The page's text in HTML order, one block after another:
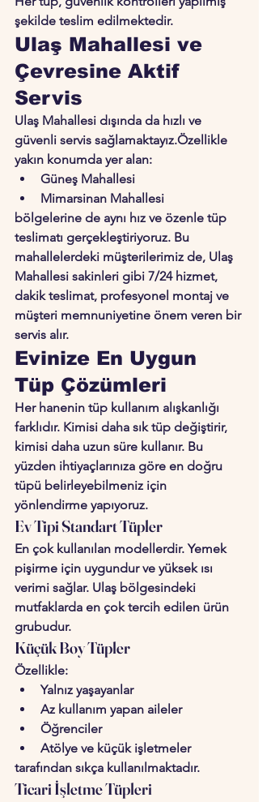
şekilde teslim edilmektedir.
Ulaş Mahallesi ve
Çevresine Aktif
Servis
Ulaş Mahallesi dışında da hızlı ve
güvenli servis sağlamaktayız.Özellikle
yakın konumda yer alan:
Güneş Mahallesi
Mimarsinan Mahallesi
bölgelerine de aynı hız ve özenle tüp
teslimatı gerçekleştiriyoruz. Bu
mahallelerdeki müşterilerimiz de, Ulaş
Mahallesi sakinleri gibi 7/24 hizmet,
dakik teslimat, profesyonel montaj ve
müşteri memnuniyetine önem veren bir
servis alır.
Evinize En Uygun
Tüp Çözümleri
Her hanenin tüp kullanım alışkanlığı
farklıdır. Kimisi daha sık tüp değiştirir,
kimisi daha uzun süre kullanır. Bu
yüzden ihtiyaçlarınıza göre en doğru
tüpü belirleyebilmeniz için
yönlendirme yapıyoruz.
Ev Tipi Standart Tüpler
En çok kullanılan modellerdir. Yemek
pişirme için uygundur ve yüksek ısı
verimi sağlar. Ulaş bölgesindeki
mutfaklarda en çok tercih edilen ürün
grubudur.
Küçük Boy Tüpler
Özellikle:
Yalnız yaşayanlar
Az kullanım yapan aileler
Öğrenciler
Atölye ve küçük işletmeler
tarafından sıkça kullanılmaktadır.
Ticari İşletme Tüpleri